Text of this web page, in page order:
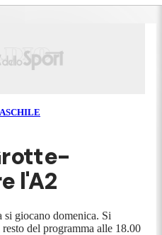
l'A2
si giocano domenica. Si
del programma alle 18.00